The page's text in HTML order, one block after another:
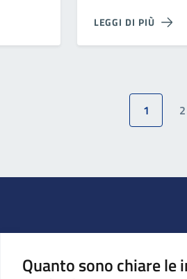
LEGGI DI PIÙ
1 2
Quanto sono chiare